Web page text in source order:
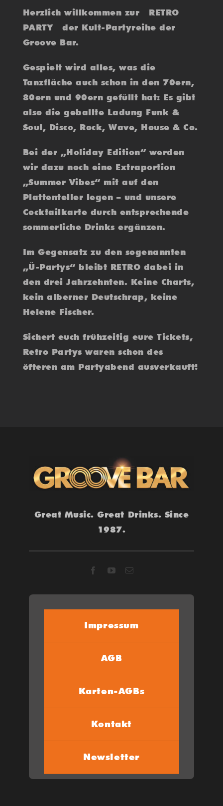
Herzlich willkommen zur RETRO
PARTY der Kult-Partyreihe der
Groove Bar.
Gespielt wird alles, was die
Tanzfläche auch schon in den 70ern,
80ern und 90ern gefüllt hat: Es gibt
also die geballte Ladung Funk &
Soul, Disco, Rock, Wave, House & Co.
Bei der „Holiday Edition“ werden
wir dazu noch eine Extraportion
„Summer Vibes“ mit auf den
Plattenteller legen – und unsere
Cocktailkarte durch entsprechende
sommerliche Drinks ergänzen.
Im Gegensatz zu den sogenannten
„Ü-Partys“ bleibt RETRO dabei in
den drei Jahrzehnten. Keine Charts,
kein alberner Deutschrap, keine
Helene Fischer.
Sichert euch frühzeitig eure Tickets,
Retro Partys waren schon des
öfteren am Partyabend ausverkauft!
Great Music. Great Drinks. Since
1987.
Impressum
AGB
Karten-AGBs
Kontakt
Newsletter